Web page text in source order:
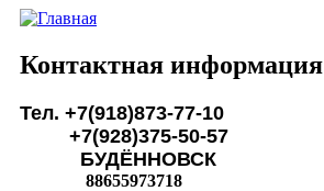
Перейти к основному содержанию
Контактная информация
Тел. +7(918)873-77-10
+7(928)375-50-57
БУДЁННОВСК
88655973718